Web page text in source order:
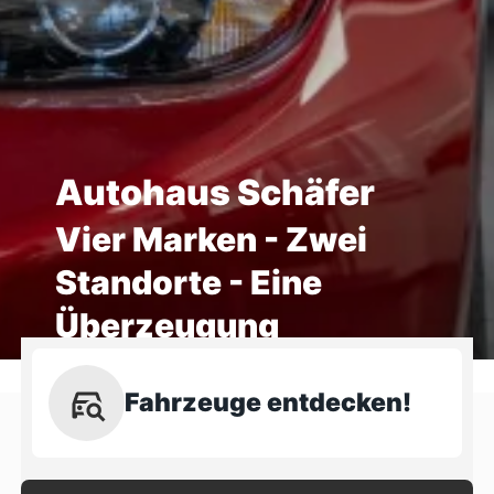
Autohaus Schäfer
Vier Marken - Zwei
Standorte - Eine
Überzeugung
Fahrzeuge entdecken!